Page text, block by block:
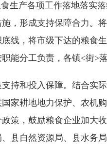
生产各项工作落地落实
，形成支持保障合力。
底线，将市级下达的粮
能分工负责，各镇<街>
和投入保障。结合实际
家耕地地力保护、农机
策，鼓励粮食企业加大
县自然资源局、县水务